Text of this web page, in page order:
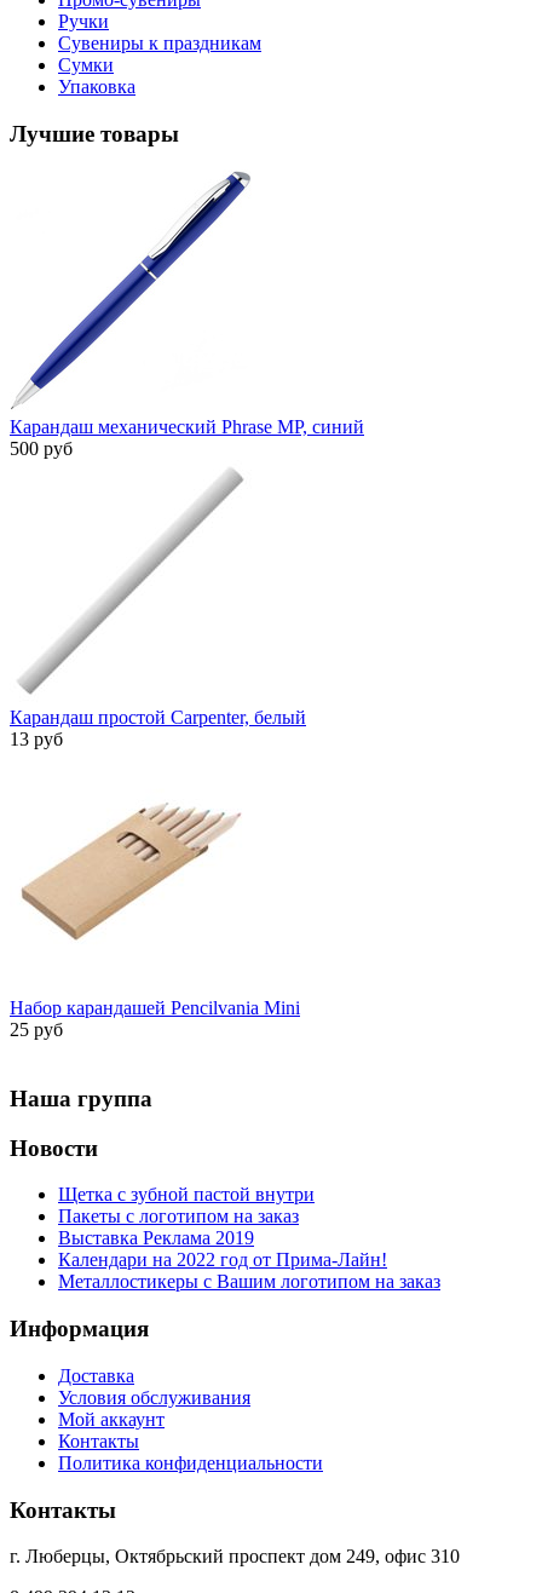
Ручки
Сувениры к праздникам
Сумки
Упаковка
Лучшие товары
Карандаш механический Phrase MP, синий
500 руб
Карандаш простой Carpenter, белый
13 руб
Набор карандашей Pencilvania Mini
25 руб
Наша группа
Новости
Щетка с зубной пастой внутри
Пакеты с логотипом на заказ
Выставка Реклама 2019
Календари на 2022 год от Прима-Лайн!
Металлостикеры с Вашим логотипом на заказ
Информация
Доставка
Условия обслуживания
Мой аккаунт
Контакты
Политика конфиденциальности
Контакты
г. Люберцы, Октябрьский проспект дом 249, офис 310